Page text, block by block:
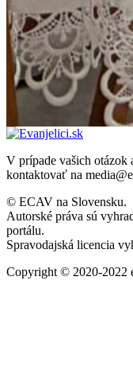
V prípade vašich otázok
kontaktovať na
© ECAV na Slovensku.
Autorské práva sú
portálu.
Spravodajská licencia
Copyright © 2020-2022